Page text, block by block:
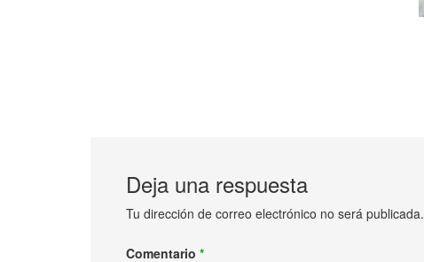
Deja una respuesta
Tu dirección de correo electrónico no será publicada.
Comentario *